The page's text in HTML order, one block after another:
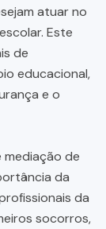
atuar no
Este
de
educacional,
e o
de
da
da
socorros,